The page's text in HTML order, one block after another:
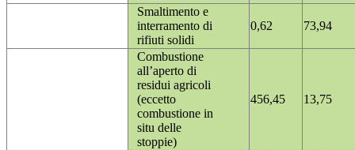
Smaltimento e
interramento di
rifiuti solidi
0,62 73,94
Combustione
all’aperto di
residui agricoli
(eccetto
combustione in
situ delle
stoppie)
456,45 13,75